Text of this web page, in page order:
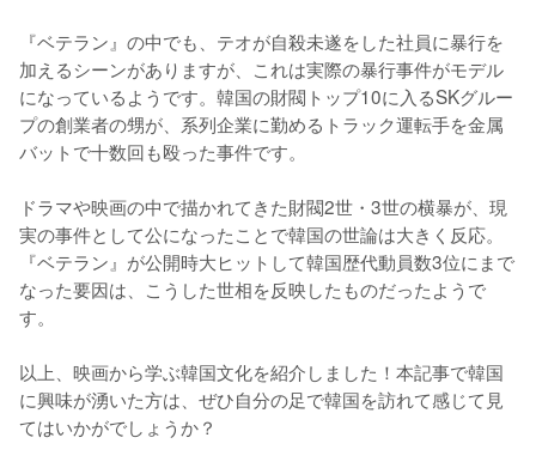
『ベテラン』の中でも、テオが自殺未遂をした社員に暴行を
加えるシーンがありますが、これは実際の暴行事件がモデル
になっているようです。韓国の財閥トップ10に入るSKグルー
プの創業者の甥が、系列企業に勤めるトラック運転手を金属
バットで十数回も殴った事件です。
ドラマや映画の中で描かれてきた財閥2世・3世の横暴が、現
実の事件として公になったことで韓国の世論は大きく反応。
『ベテラン』が公開時大ヒットして韓国歴代動員数3位にまで
なった要因は、こうした世相を反映したものだったようで
す。
以上、映画から学ぶ韓国文化を紹介しました！本記事で韓国
に興味が湧いた方は、ぜひ自分の足で韓国を訪れて感じて見
てはいかがでしょうか？